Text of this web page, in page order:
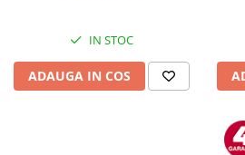
IN STOC
ADAUGA IN COS